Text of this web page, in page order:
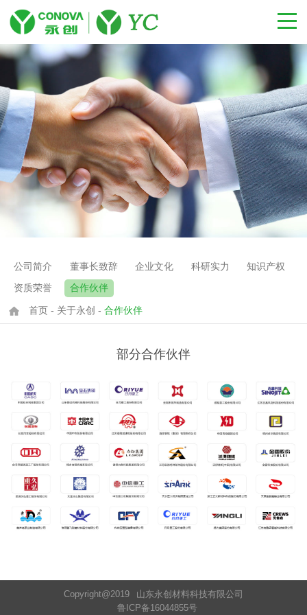
公司简介 董事长致辞 企业文化 科研实力
知识产权
资质荣誉
合作伙伴
首页- 关于永创 - 合作伙伴
部分合作伙伴
Copyright@2019
山东永创材料科技有限公司
鲁ICP备16044855号